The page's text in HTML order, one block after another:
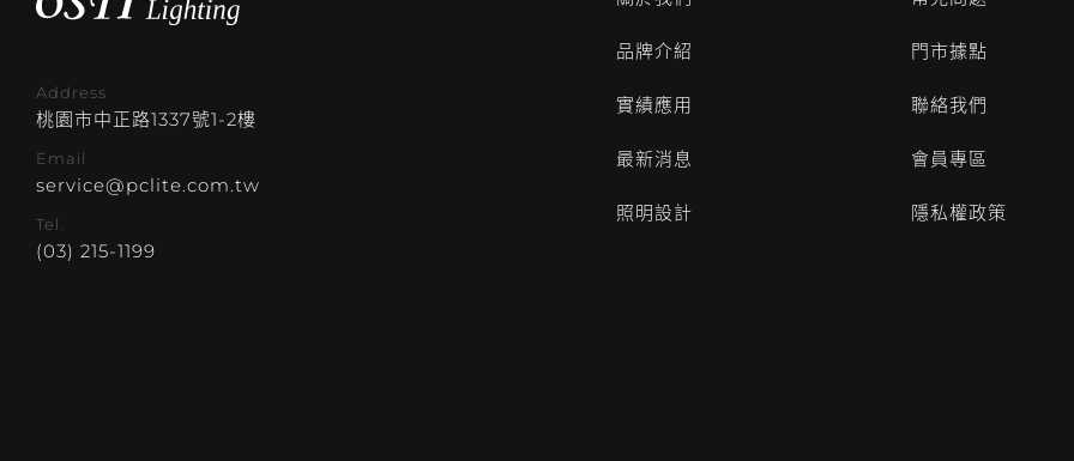
Address
桃園市中正路1337號1-2樓
Email
service@pclite.com.tw
Tel.
(03) 215-1199
品牌介紹
實績應用
最新消息
照明設計
門市據點
聯絡我們
會員專區
隱私權政策